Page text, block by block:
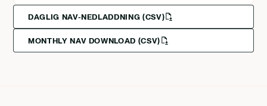
English
Svenska
DAGLIG NAV-NEDLADDNING (CSV)
MONTHLY NAV DOWNLOAD (CSV)